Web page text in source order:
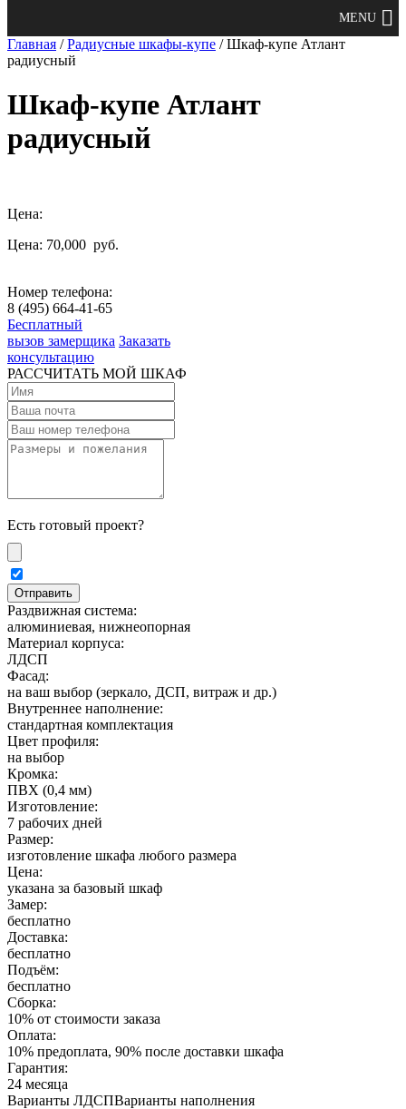
Главная /Радиусные шкафы-купе / Шкаф-купе Атлант
радиусный
Шкаф-купе Атлант
радиусный
Цена:
Цена: 70,000 руб.
Номер телефона:
8 (495) 664-41-65
Бесплатный
вызов замерщика Заказать
консультацию
РАССЧИТАТЬ МОЙ ШКАФ
Есть готовый проект?
Раздвижная система:
алюминиевая, нижнеопорная
Материал корпуса:
ЛДСП
Фасад:
на ваш выбор (зеркало, ДСП, витраж и др.)
Внутреннее наполнение:
стандартная комплектация
Цвет профиля:
на выбор
Кромка:
ПВХ (0,4 мм)
Изготовление:
7 рабочих дней
Размер:
изготовление шкафа любого размера
Цена:
указана за базовый шкаф
Замер:
бесплатно
Доставка:
бесплатно
Подъём:
бесплатно
Сборка:
10% от стоимости заказа
Оплата:
10% предоплата, 90% после доставки шкафа
Гарантия:
24 месяца
Варианты ЛДСПВарианты наполнения